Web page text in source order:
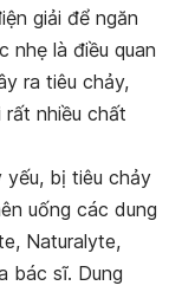
giải để ngăn
nhẹ là điều quan
ra tiêu chảy,
nhiều chất
yếu, bị tiêu chảy
uống các dung
Naturalyte,
bác sĩ. Dung